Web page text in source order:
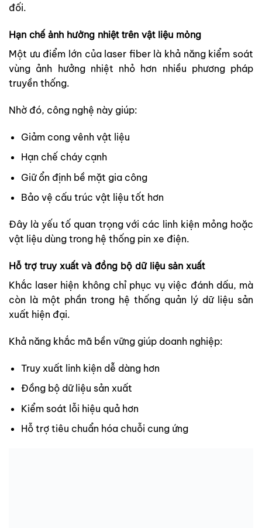
đối.
Hạn chế ảnh hưởng nhiệt trên vật liệu mỏng
Một ưu điểm lớn của laser fiber là khả năng kiểm soát
vùng ảnh hưởng nhiệt nhỏ hơn nhiều phương pháp
truyền thống.
Nhờ đó, công nghệ này giúp:
Giảm cong vênh vật liệu
Hạn chế cháy cạnh
Giữ ổn định bề mặt gia công
Bảo vệ cấu trúc vật liệu tốt hơn
Đây là yếu tố quan trọng với các linh kiện mỏng hoặc
vật liệu dùng trong hệ thống pin xe điện.
Hỗ trợ truy xuất và đồng bộ dữ liệu sản xuất
Khắc laser hiện không chỉ phục vụ việc đánh dấu, mà
còn là một phần trong hệ thống quản lý dữ liệu sản
xuất hiện đại.
Khả năng khắc mã bền vững giúp doanh nghiệp:
Truy xuất linh kiện dễ dàng hơn
Đồng bộ dữ liệu sản xuất
Kiểm soát lỗi hiệu quả hơn
Hỗ trợ tiêu chuẩn hóa chuỗi cung ứng